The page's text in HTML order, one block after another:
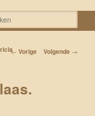
Miyuki, Tatsu en Yumi)
Bericht navigatie
← Vorige Volgende →